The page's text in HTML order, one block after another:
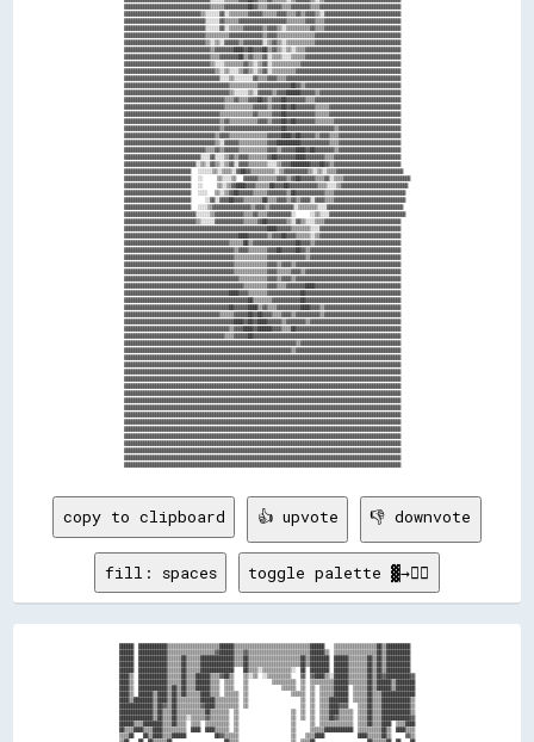
copy to clipboard 👍 upvote 👎 downvote
fill: spaces toggle palette ▓→✊🏽